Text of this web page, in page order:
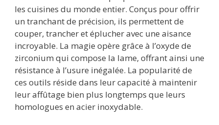
les cuisines du monde entier. Conçus pour offrir
un tranchant de précision, ils permettent de
couper, trancher et éplucher avec une aisance
incroyable. La magie opère grâce à l’oxyde de
zirconium qui compose la lame, offrant ainsi une
résistance à l’usure inégalée. La popularité de
ces outils réside dans leur capacité à maintenir
leur affûtage bien plus longtemps que leurs
homologues en acier inoxydable.